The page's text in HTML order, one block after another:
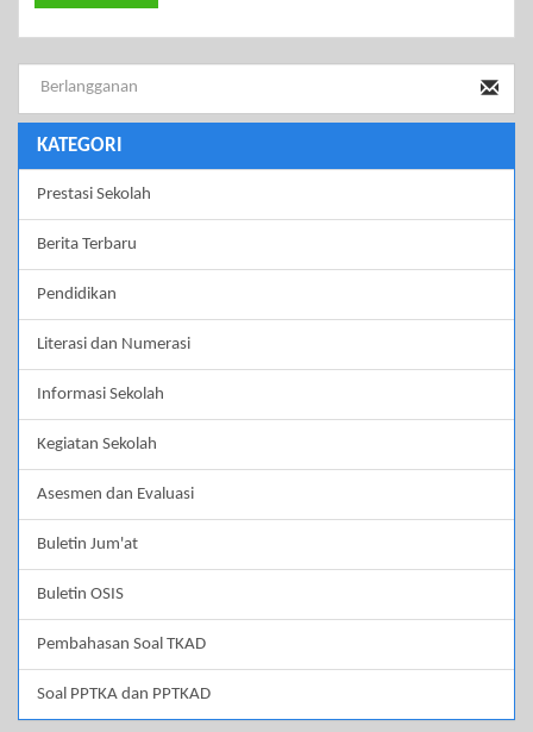
KATEGORI
Prestasi Sekolah
Berita Terbaru
Pendidikan
Literasi dan Numerasi
Informasi Sekolah
Kegiatan Sekolah
Asesmen dan Evaluasi
Buletin Jum'at
Buletin OSIS
Pembahasan Soal TKAD
Soal PPTKA dan PPTKAD